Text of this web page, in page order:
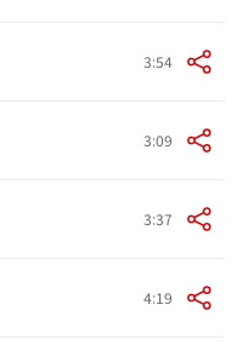
3:54
3:09
3:37
4:19